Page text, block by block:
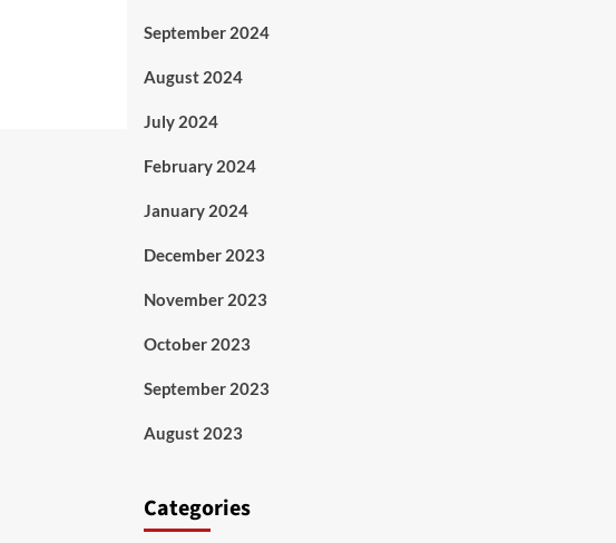
September 2024
August 2024
July 2024
February 2024
January 2024
December 2023
November 2023
October 2023
September 2023
August 2023
Categories